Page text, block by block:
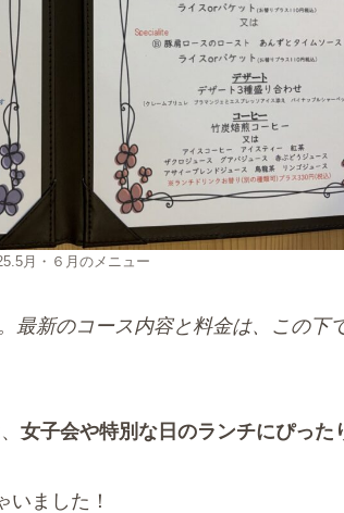
月・６月のメニュー
新のコース内容と料金は、この下
女子会や特別な日のランチにぴった
ました！